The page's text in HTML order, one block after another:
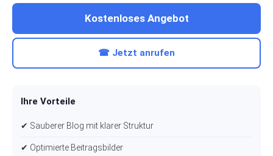
Kostenloses Angebot
☎ Jetzt anrufen
Ihre Vorteile
✔ Sauberer Blog mit klarer Struktur
✔ Optimierte Beitragsbilder